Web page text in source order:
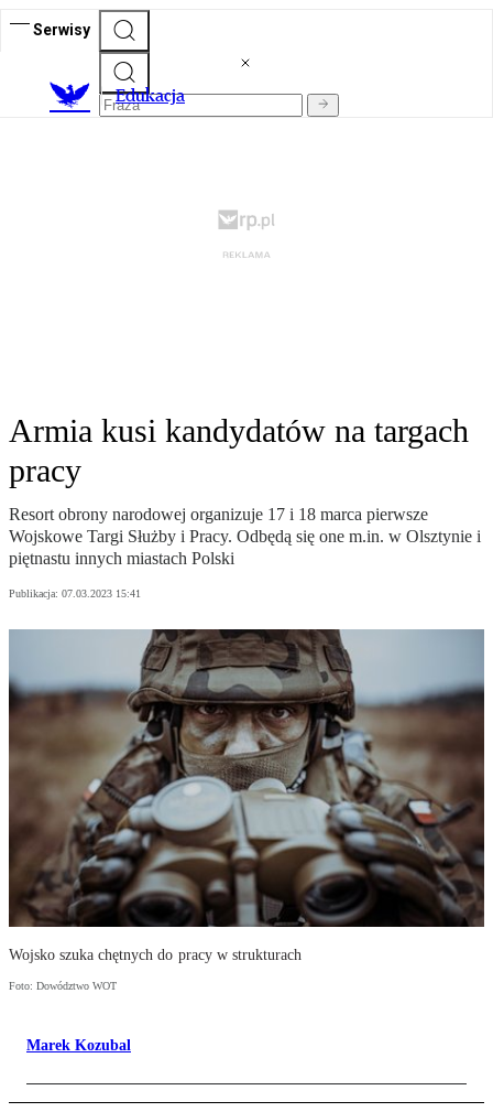
Serwisy
Edukacja
Armia kusi kandydatów na targach
pracy
Resort obrony narodowej organizuje 17 i 18 marca pierwsze
Wojskowe Targi Służby i Pracy. Odbędą się one m.in. w Olsztynie i
piętnastu innych miastach Polski
Publikacja: 07.03.2023 15:41
Wojsko szuka chętnych do pracy w strukturach
Foto: Dowództwo WOT
Marek Kozubal